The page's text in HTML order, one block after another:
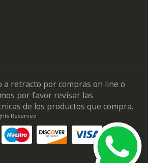
a retracto por compras on line o
por favor revisar las
de los productos que compra.
Reserved